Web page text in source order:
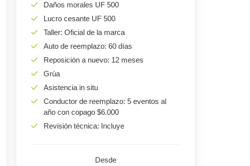
Daños morales UF 500
Lucro cesante UF 500
Taller: Oficial de la marca
Auto de reemplazo: 60 días
Reposición a nuevo: 12 meses
Grúa
Asistencia in situ
Conductor de reemplazo: 5 eventos al
año con copago $6.000
Revisión técnica: Incluye
Desde